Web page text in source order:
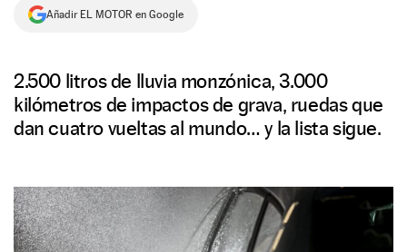
NEWSLETTER
Añadir EL MOTOR en Google
2.500 litros de lluvia monzónica, 3.000
kilómetros de impactos de grava, ruedas que
dan cuatro vueltas al mundo… y la lista sigue.